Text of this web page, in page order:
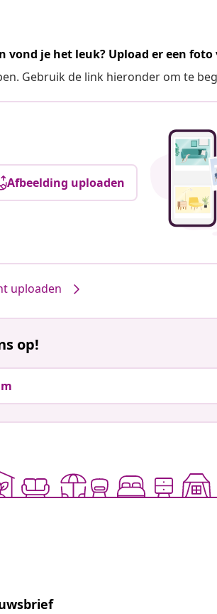
vond je het leuk? Upload er een foto
Gebruik de link hieronder om te
Afbeelding uploaden
uploaden
op!